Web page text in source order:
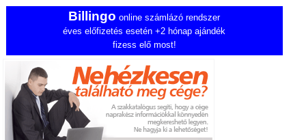
Billingo online számlázó rendszer
éves előfizetés esetén +2 hónap ajándék
fizess elő most!